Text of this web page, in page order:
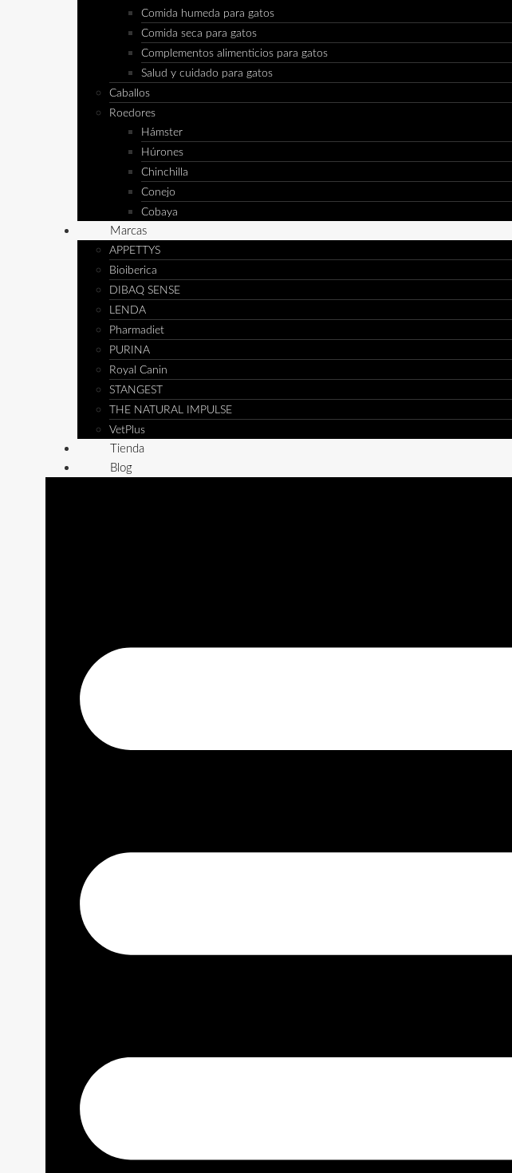
Comida humeda para gatos
Comida seca para gatos
Complementos alimenticios para gatos
Salud y cuidado para gatos
Caballos
Roedores
Hámster
Húrones
Chinchilla
Conejo
Cobaya
Marcas
APPETTYS
Bioiberica
DIBAQ SENSE
LENDA
Pharmadiet
PURINA
Royal Canin
STANGEST
THE NATURAL IMPULSE
VetPlus
Tienda
Blog